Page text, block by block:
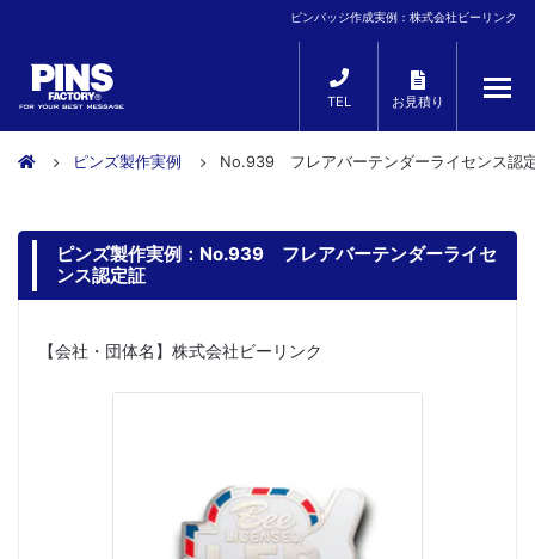
ピンバッジ作成実例：株式会社ビーリンク
TEL お見積り
ピンズ製作実例 No.939 フレアバーテンダーライセンス認
ピンズ製作実例：No.939 フレアバーテンダーライセ
ンス認定証
【会社・団体名】株式会社ビーリンク